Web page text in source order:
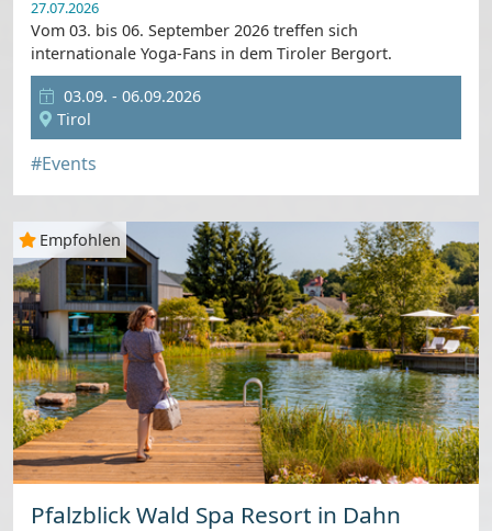
27.07.2026
Vom 03. bis 06. September 2026 treffen sich
internationale Yoga-Fans in dem Tiroler Bergort.
03.09. - 06.09.2026
Tirol
#Events
Empfohlen
Pfalzblick Wald Spa Resort in Dahn